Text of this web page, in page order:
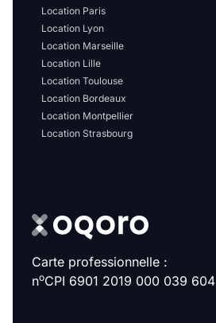
Location Paris
Location Lyon
Location Marseille
Location Lille
Location Toulouse
Location Bordeaux
Location Montpellier
Location Strasbourg
Carte professionnelle :
noCPI 6901 2019 000 039 604